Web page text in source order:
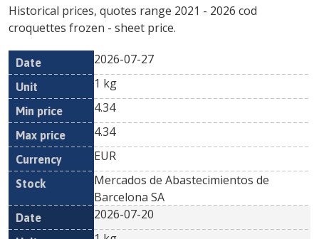
Historical prices, quotes range 2021 - 2026 cod
croquettes frozen - sheet price.
Date Unit
Min
Currency
2026-07-27
1 kg
4.34
4.34
EUR
Mercados de Abastecimientos de
Barcelona SA
2026-07-20